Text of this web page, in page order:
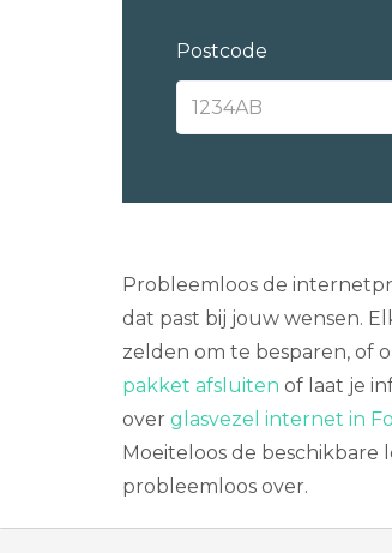
Postcode
Probleemloos de
dat past bij jouw wensen.
zelden om te besparen, of
pakket afsluiten of laat je
over glasvezel internet in
Moeiteloos de beschikbare
probleemloos over.